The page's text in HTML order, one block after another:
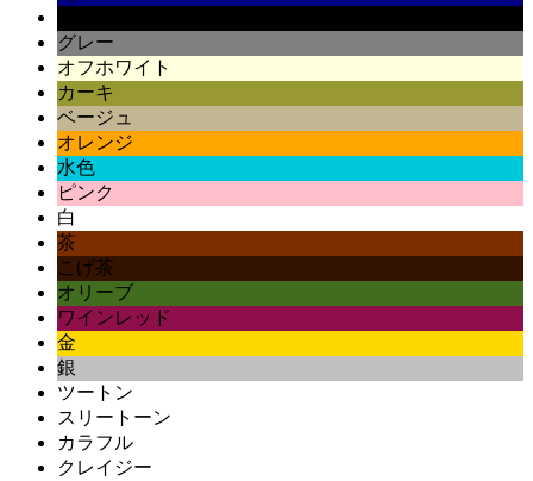
グレー
オフホワイト
カーキ
ベージュ
オレンジ
水色
ピンク
白
茶
こげ茶
オリーブ
ワインレッド
金
銀
ツートン
スリートーン
カラフル
クレイジー